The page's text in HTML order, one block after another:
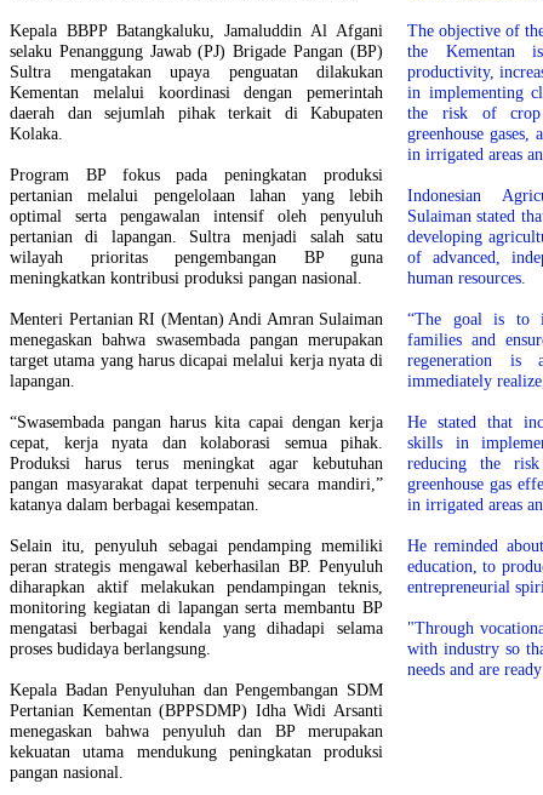
Kepala BBPP Batangkaluku, Jamaluddin Al Afgani
selaku Penanggung Jawab (PJ) Brigade Pangan (BP)
Sultra mengatakan upaya penguatan dilakukan
Kementan melalui koordinasi dengan pemerintah
daerah dan sejumlah pihak terkait di Kabupaten
Kolaka.
Program BP fokus pada peningkatan produksi
pertanian melalui pengelolaan lahan yang lebih
optimal serta pengawalan intensif oleh penyuluh
pertanian di lapangan. Sultra menjadi salah satu
wilayah prioritas pengembangan BP guna
meningkatkan kontribusi produksi pangan nasional.
Menteri Pertanian RI (Mentan) Andi Amran Sulaiman
menegaskan bahwa swasembada pangan merupakan
target utama yang harus dicapai melalui kerja nyata di
lapangan.
“Swasembada pangan harus kita capai dengan kerja
cepat, kerja nyata dan kolaborasi semua pihak.
Produksi harus terus meningkat agar kebutuhan
pangan masyarakat dapat terpenuhi secara mandiri,”
katanya dalam berbagai kesempatan.
Selain itu, penyuluh sebagai pendamping memiliki
peran strategis mengawal keberhasilan BP. Penyuluh
diharapkan aktif melakukan pendampingan teknis,
monitoring kegiatan di lapangan serta membantu BP
mengatasi berbagai kendala yang dihadapi selama
proses budidaya berlangsung.
Kepala Badan Penyuluhan dan Pengembangan SDM
Pertanian Kementan (BPPSDMP) Idha Widi Arsanti
menegaskan bahwa penyuluh dan BP merupakan
kekuatan utama mendukung peningkatan produksi
pangan nasional.
The objective of
the Kementan
productivity,
in implementing
the risk of
greenhouse gases,
in irrigated areas
Indonesian
Sulaiman stated
developing
of advanced,
human resources.
“The goal is to
families and
regeneration is
immediately
He stated that
skills in
reducing the
greenhouse gas
in irrigated areas
He reminded
education, to
entrepreneurial
"Through
with industry so
needs and are